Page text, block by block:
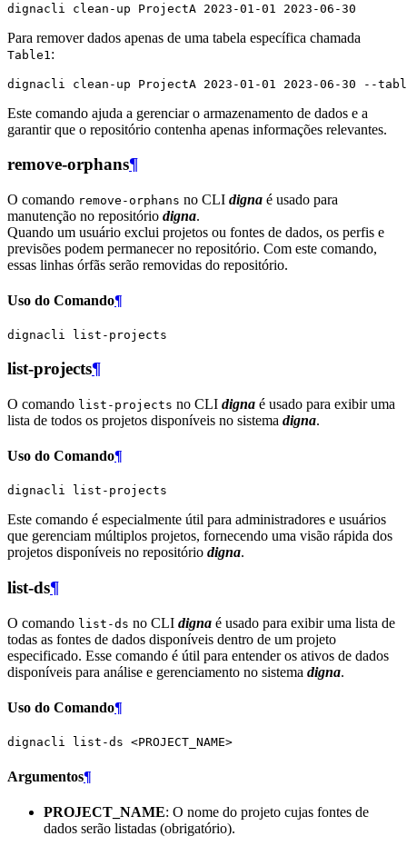
dignacli clean-up ProjectA 2023 -01-01 2023
Para remover dados apenas de uma tabela específica chamada
Table1 :
dignacli clean-up ProjectA 2023 -01-01 2023 -06-30 --
Este comando ajuda a gerenciar o armazenamento de dados e a
garantir que o repositório contenha apenas informações relevantes.
remove-orphans¶
O comando remove-orphans no CLI digna é usado para
manutenção no repositório digna.
Quando um usuário exclui projetos ou fontes de dados, os perfis e
previsões podem permanecer no repositório. Com este comando,
essas linhas órfãs serão removidas do repositório.
Uso do Comando¶
dignacli
list-projects¶
O comando list-projects no CLI digna é usado para exibir uma
lista de todos os projetos disponíveis no sistema digna.
Uso do Comando¶
dignacli
Este comando é especialmente útil para administradores e usuários
que gerenciam múltiplos projetos, fornecendo uma visão rápida dos
projetos disponíveis no repositório digna.
list-ds¶
O comando list-ds no CLI digna é usado para exibir uma lista de
todas as fontes de dados disponíveis dentro de um projeto
especificado. Esse comando é útil para entender os ativos de dados
disponíveis para análise e gerenciamento no sistema digna.
Uso do Comando¶
dignacli list-ds
Argumentos¶
PROJECT_NAME: O nome do projeto cujas fontes de
dados serão listadas (obrigatório).